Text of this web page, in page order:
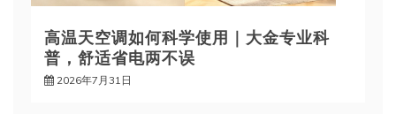
高温天空调如何科学使用｜大金专业科
普，舒适省电两不误
2026年7月31日